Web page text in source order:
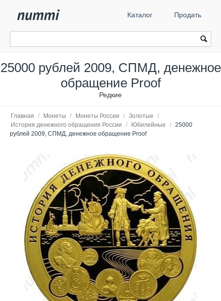
Каталог Продать
25000 рублей 2009, СПМД, денежное
обращение Proof
Редкие
Главная / Монеты / Монеты России / Золотые
/
История денежного обращения России
/ Юбилейные / 25000
рублей 2009, СПМД, денежное обращение Proof